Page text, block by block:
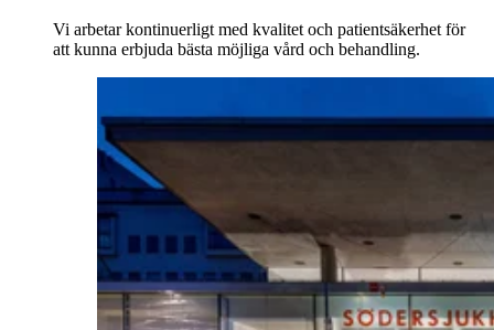
Vi arbetar kontinuerligt med kvalitet och patientsäkerhet för
att kunna erbjuda bästa möjliga vård och behandling.